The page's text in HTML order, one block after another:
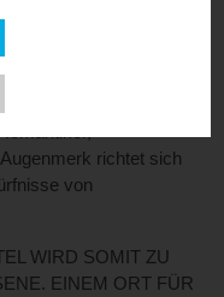
und begeistern.
und vor allem
JAHREN entspricht,
Paar
richtet sich
von
WIRD SOMIT ZU
EINEM ORT FÜR